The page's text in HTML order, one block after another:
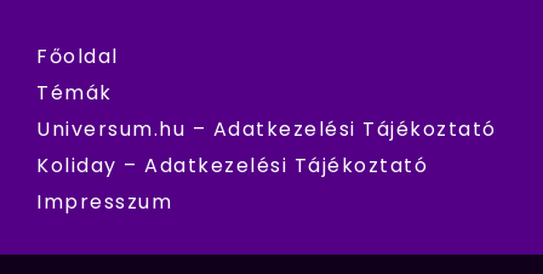
Főoldal
Témák
Universum.hu – Adatkezelési Tájékoztató
Koliday – Adatkezelési Tájékoztató
Impresszum